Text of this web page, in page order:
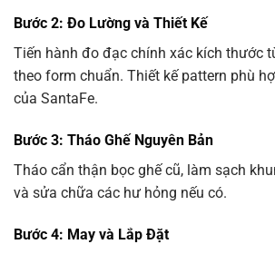
Bước 2: Đo Lường và Thiết Kế
Tiến hành đo đạc chính xác kích thước
theo form chuẩn. Thiết kế pattern phù
của SantaFe.
Bước 3: Tháo Ghế Nguyên Bản
Tháo cẩn thận bọc ghế cũ, làm sạch
và sửa chữa các hư hỏng nếu có.
Bước 4: May và Lắp Đặt